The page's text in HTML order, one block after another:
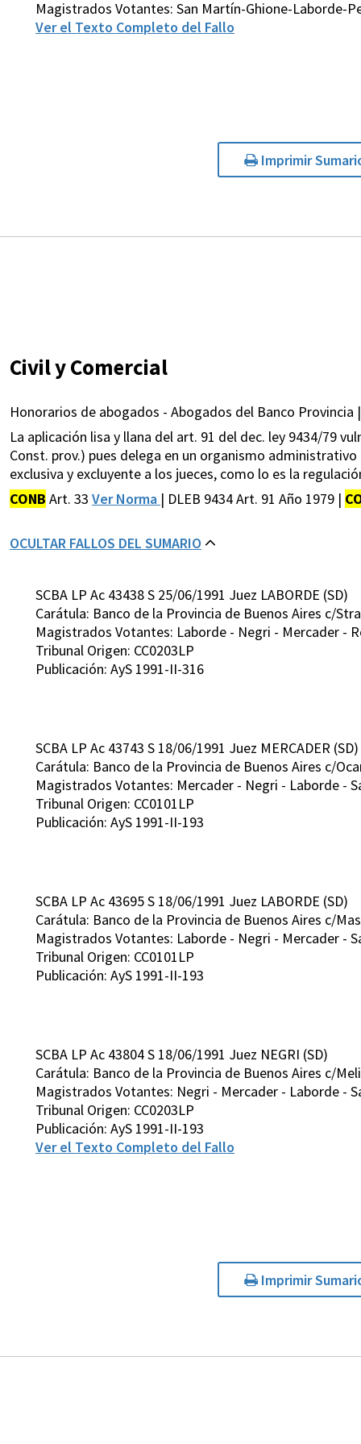
Magistrados Votantes: San Martín-Ghione-Laborde-
Ver el Texto Completo del Fallo
Imprimir
Civil y Comercial
Honorarios de abogados - Abogados del Banco Provincia |
La aplicación lisa y llana del art. 91 del dec. ley 9434/79
Const. prov.) pues delega en un organismo
exclusiva y excluyente a los jueces, como lo es la
CONB Art. 33 Ver Norma | DLEB 9434 Art. 91 Año 1979 |
OCULTAR FALLOS DEL SUMARIO
SCBA LP Ac 43438 S 25/06/1991 Juez LABORDE (SD)
Carátula: Banco de la Provincia de Buenos Aires c/
Magistrados Votantes: Laborde - Negri - Mercader -
Tribunal Origen: CC0203LP
Publicación: AyS 1991-II-316
SCBA LP Ac 43743 S 18/06/1991 Juez MERCADER (SD)
Carátula: Banco de la Provincia de Buenos Aires c/
Magistrados Votantes: Mercader - Negri - Laborde -
Tribunal Origen: CC0101LP
Publicación: AyS 1991-II-193
SCBA LP Ac 43695 S 18/06/1991 Juez LABORDE (SD)
Carátula: Banco de la Provincia de Buenos Aires c/
Magistrados Votantes: Laborde - Negri - Mercader -
Tribunal Origen: CC0101LP
Publicación: AyS 1991-II-193
SCBA LP Ac 43804 S 18/06/1991 Juez NEGRI (SD)
Carátula: Banco de la Provincia de Buenos Aires c/
Magistrados Votantes: Negri - Mercader - Laborde -
Tribunal Origen: CC0203LP
Publicación: AyS 1991-II-193
Ver el Texto Completo del Fallo
Imprimir